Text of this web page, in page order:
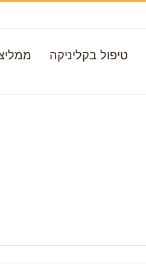
טיפול בקליניקה